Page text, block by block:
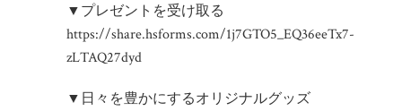
▼プレゼントを受け取る
https://share.hsforms.com/1j7GTO5_EQ36eeTx7-
zLTAQ27dyd
▼日々を豊かにするオリジナルグッズ